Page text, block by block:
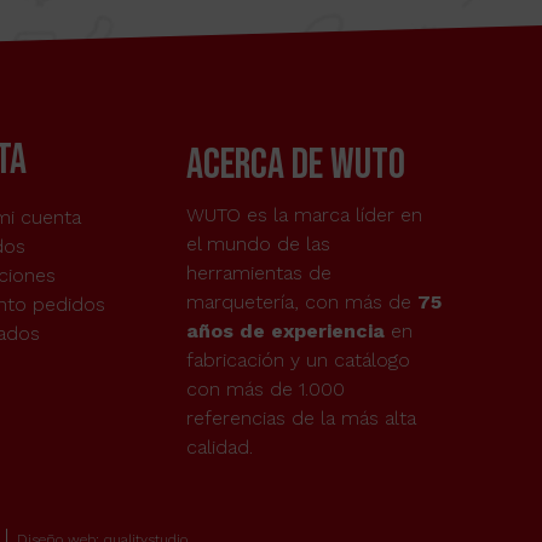
cuenta
pedidos
acerca de wuto
WUTO es la marca líder en
el mundo de las
herramientas de
marquetería, con más de 75
años de experienciaen
fabricación y un catálogo
con más de 1.000
referencias de la más alta
calidad.